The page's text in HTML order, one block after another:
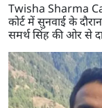
Twisha Sharma
कोर्ट में सुनवाई के
समर्थ सिंह की ओर से